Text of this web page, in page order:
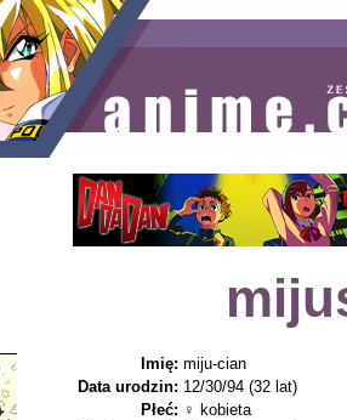
Imię: miju-cian
Data urodzin: 12/30/94 (32 lat)
Płeć: ♀ kobieta